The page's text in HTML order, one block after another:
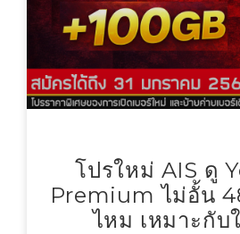
โปรใหม่ AIS ดู
Premium ไม่อั้น
ไหม เหมาะกับ